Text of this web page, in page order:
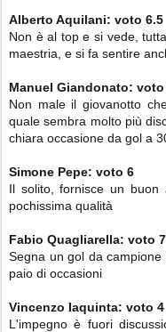
Alberto Aquilani: voto 6.5
Non è al top e si vede,
maestria, e si fa sentire
Manuel Giandonato: voto
Non male il giovanotto
quale sembra molto più
chiara occasione da gol a
Simone Pepe: voto 6
Il solito, fornisce un buon
pochissima qualità
Fabio Quagliarella: voto 7
Segna un gol da
paio di occasioni
Vincenzo Iaquinta: voto 4
L'impegno è fuori